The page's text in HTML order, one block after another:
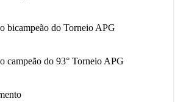
bicampeão do Torneio APG
campeão do 93° Torneio APG